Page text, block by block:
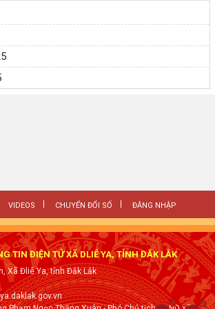
VIDEOS CHUYỂN ĐỔI SỐ ĐĂNG NHẬP
TIN ĐIỆN TỬ XÃ DLIÊ YA, TỈNH ĐẮK LẮK
Xã Đliê Ya, tỉnh Đắk Lắk